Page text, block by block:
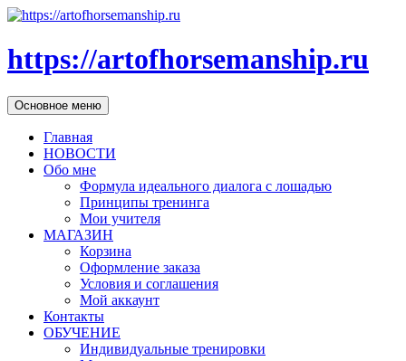
https://artofhorsemanship.ru
Поиск
Основное меню Перейти
к
Главная
НОВОСТИ
Обо мне
Формула идеального диалога с лошадью
Принципы тренинга
Мои учителя
МАГАЗИН
Корзина
Оформление заказа
Условия и соглашения
Мой аккаунт
Контакты
ОБУЧЕНИЕ
Индивидуальные тренировки